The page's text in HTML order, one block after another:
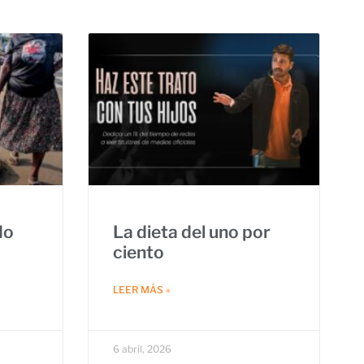
La dieta del uno por
ciento
LEER MÁS »
6 abril, 2026